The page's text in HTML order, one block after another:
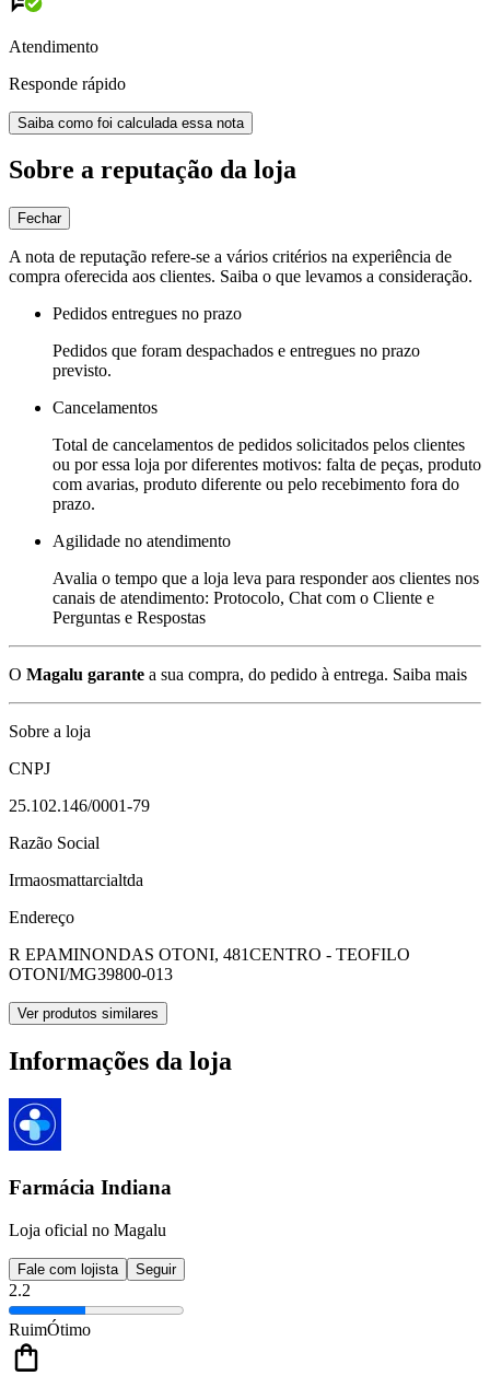
Atendimento
Responde rápido
Saiba como foi calculada essa nota
Sobre a reputação da loja
Fechar
A nota de reputação refere-se a vários critérios na experiência de
compra oferecida aos clientes. Saiba o que levamos a consideração.
Pedidos entregues no prazo
Pedidos que foram despachados e entregues no prazo
previsto.
Cancelamentos
Total de cancelamentos de pedidos solicitados pelos clientes
ou por essa loja por diferentes motivos: falta de peças, produto
com avarias, produto diferente ou pelo recebimento fora do
prazo.
Agilidade no atendimento
Avalia o tempo que a loja leva para responder aos clientes nos
canais de atendimento: Protocolo, Chat com o Cliente e
Perguntas e Respostas
O Magalu garante a sua compra, do pedido à entrega. Saiba mais
Sobre a loja
CNPJ
25.102.146/0001-79
Razão Social
Irmaosmattarcialtda
Endereço
R EPAMINONDAS OTONI, 481CENTRO - TEOFILO
OTONI/MG39800-013
Ver produtos similares
Informações da loja
Farmácia Indiana
Loja oficial no Magalu
Fale com lojista Seguir
2.2
RuimÓtimo